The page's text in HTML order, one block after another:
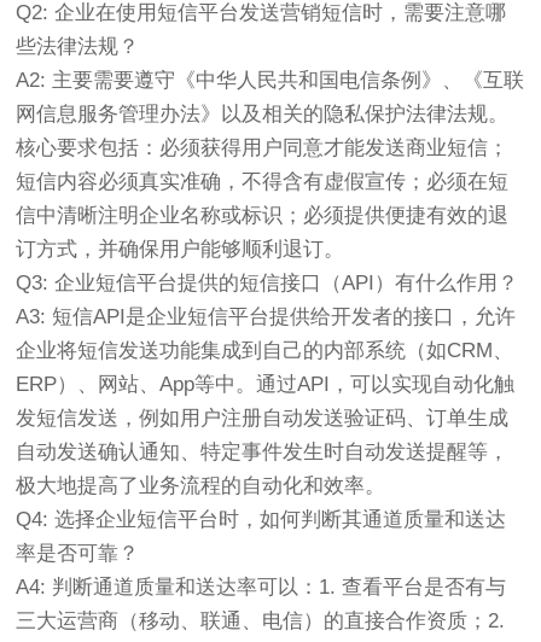
Q2: 企业在使用短信平台发送营销短信时，需要注意哪
些法律法规？
A2: 主要需要遵守《中华人民共和国电信条例》、《互联
网信息服务管理办法》以及相关的隐私保护法律法规。
核心要求包括：必须获得用户同意才能发送商业短信；
短信内容必须真实准确，不得含有虚假宣传；必须在短
信中清晰注明企业名称或标识；必须提供便捷有效的退
订方式，并确保用户能够顺利退订。
Q3: 企业短信平台提供的短信接口（API）有什么作用？
A3: 短信API是企业短信平台提供给开发者的接口，允许
企业将短信发送功能集成到自己的内部系统（如CRM、
ERP）、网站、App等中。通过API，可以实现自动化触
发短信发送，例如用户注册自动发送验证码、订单生成
自动发送确认通知、特定事件发生时自动发送提醒等，
极大地提高了业务流程的自动化和效率。
Q4: 选择企业短信平台时，如何判断其通道质量和送达
率是否可靠？
A4: 判断通道质量和送达率可以：1. 查看平台是否有与
三大运营商（移动、联通、电信）的直接合作资质；2.